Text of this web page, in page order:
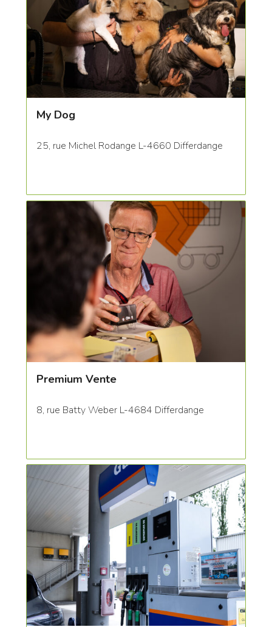
My Dog
25, rue Michel Rodange L-4660 Differdange
Premium Vente
8, rue Batty Weber L-4684 Differdange